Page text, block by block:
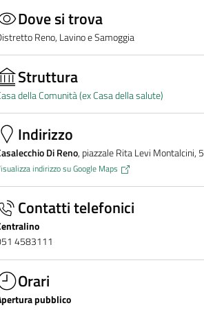
Dove si trova
Reno, Lavino e Samoggia
Struttura
della Comunità (ex Casa della salute)
Indirizzo
Di Reno, piazzale Rita Levi Montalcini, 5
indirizzo su Google Maps
Contatti telefonici
4583111
Orari
pubblico